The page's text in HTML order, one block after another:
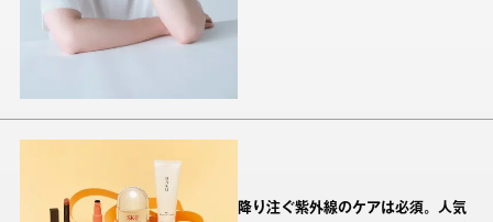
降り注ぐ紫外線のケアは必須。人気